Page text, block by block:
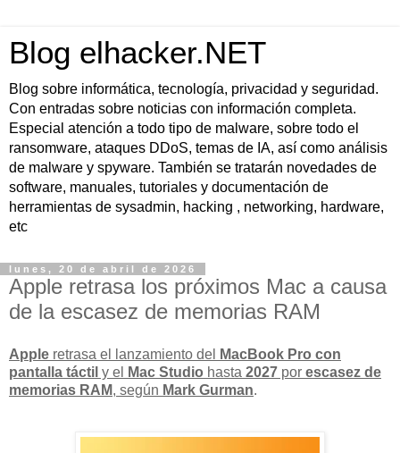
Blog elhacker.NET
Blog sobre informática, tecnología, privacidad y seguridad.
Con entradas sobre noticias con información completa.
Especial atención a todo tipo de malware, sobre todo el
ransomware, ataques DDoS, temas de IA, así como análisis
de malware y spyware. También se tratarán novedades de
software, manuales, tutoriales y documentación de
herramientas de sysadmin, hacking , networking, hardware,
etc
lunes, 20 de abril de 2026
Apple retrasa los próximos Mac a causa
de la escasez de memorias RAM
Apple retrasa el lanzamiento del
MacBook Pro con
pantalla táctil y el Mac Studio hasta 2027 por escasez de
memorias RAM, según Mark Gurman.